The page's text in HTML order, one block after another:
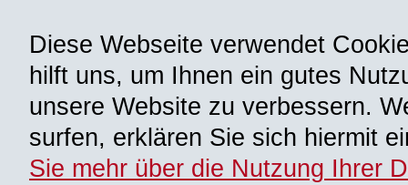
Diese Webseite verwendet
hilft uns, um Ihnen ein gutes
unsere Website zu verbessern.
surfen, erklären Sie sich hiermit
Sie mehr über die Nutzung Ihrer